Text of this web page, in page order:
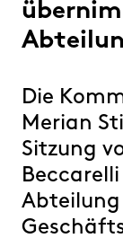
Personen
Medien
Kontakt
FAQ
Die
Merian
Sitzung